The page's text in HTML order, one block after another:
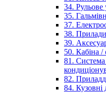
34. Рульове
35.
37.
38.
39.
50. Кабіна /
81. Система
82.
84. Кузовні